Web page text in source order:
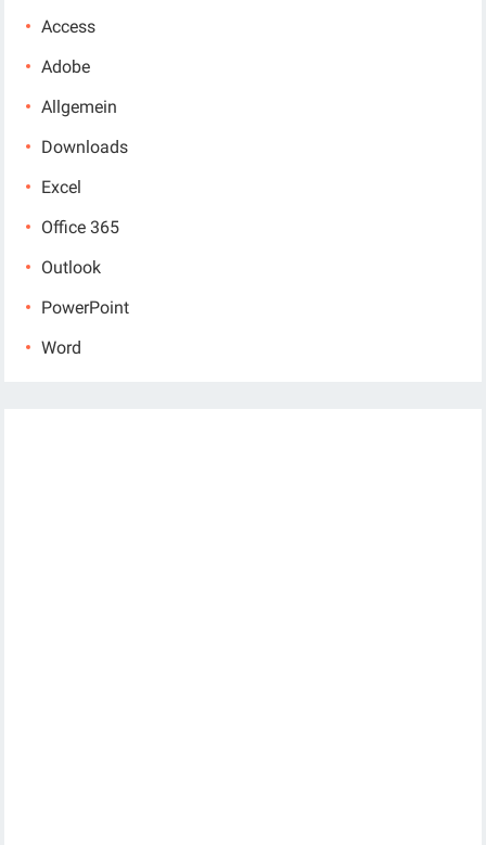
Access
Adobe
Allgemein
Downloads
Excel
Office 365
Outlook
PowerPoint
Word